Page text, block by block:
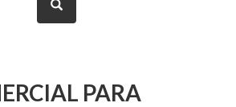
PARA